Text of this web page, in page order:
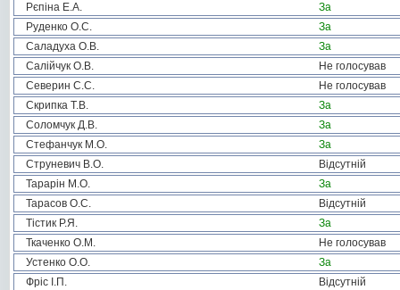
Рєпіна Е.А.
За
Руденко О.С.
За
Саладуха О.В.
За
Салійчук О.В.
Не голосував
Северин С.С.
Не голосував
Скрипка Т.В.
За
Соломчук Д.В.
За
Стефанчук М.О.
За
Струневич В.О.
Відсутній
Тарарін М.О.
За
Тарасов О.С.
Відсутній
Тістик Р.Я.
За
Ткаченко О.М.
Не голосував
Устенко О.О.
За
Фріс І.П.
Відсутній